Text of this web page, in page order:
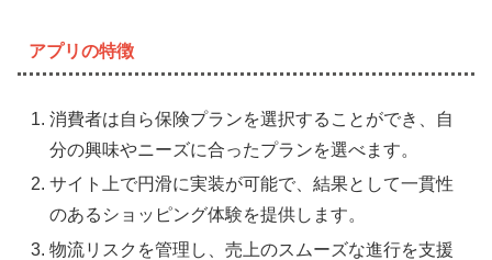
アプリの特徴
消費者は自ら保険プランを選択することができ、自
分の興味やニーズに合ったプランを選べます。
サイト上で円滑に実装が可能で、結果として一貫性
のあるショッピング体験を提供します。
物流リスクを管理し、売上のスムーズな進行を支援